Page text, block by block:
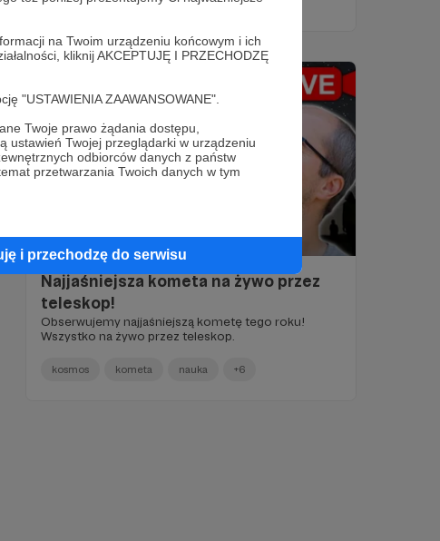
na Twoim urządzeniu końcowym i ich
kliknij AKCEPTUJĘ I PRZECHODZĘ
"USTAWIENIA ZAAWANSOWANE".
Twoje prawo żądania dostępu,
ustawień Twojej przeglądarki w urządzeniu
odbiorców danych z państw
przetwarzania Twoich danych w tym
i przechodzę do serwisu
02.11.2025 ● Brak komentarzy
Najjaśniejsza kometa na żywo przez
teleskop!
Obserwujemy najjaśniejszą kometę tego roku!
Wszystko na żywo przez teleskop.
kosmos kometa nauka +6